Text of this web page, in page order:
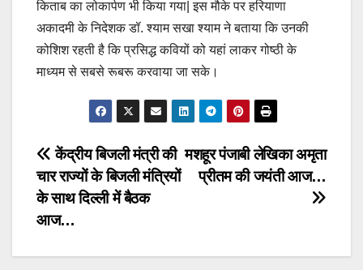
किताब का लोकार्पण भी किया गया| इस मौके पर हरियाणा
अकादमी के निदेशक डॉ. श्याम सखा श्याम ने बताया कि उनकी
कोशिश रहती है कि प्रसिद्ध कवियों को यहां लाकर गोष्ठी के
माध्यम से सबसे रूबरू करवाया जा सके।
Post
navigation
मशहूर पंजाबी लेखिका अमृता
प्रीतम की जयंती आज…
केंद्रीय बिजली मंत्री की
चार राज्यों के बिजली मंत्रियों
के साथ दिल्ली में बैठक
आज…